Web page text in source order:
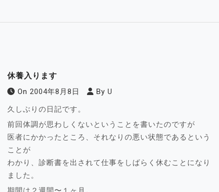
休養入ります
On 2004年8月8日 By U
久しぶりの日記です。
前回体調が思わしくないということを書いたのですが
医者にかかったところ、それなりの悪い状態であるという
ことが
わかり、診断書を出されて仕事をしばらく休むことになり
ました。